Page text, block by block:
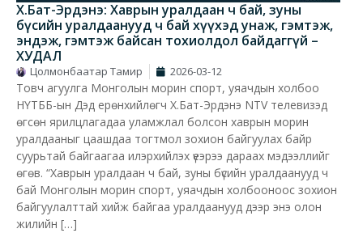
Х.Бат-Эрдэнэ: Хаврын уралдаан ч бай, зуны
бүсийн уралдаанууд ч бай хүүхэд унаж, гэмтэж,
эндэж, гэмтэж байсан тохиолдол байдаггүй –
ХУДАЛ
Цолмонбаатар Тамир 2026-03-12
Товч агуулга Монголын морин спорт, уяачдын холбоо
НҮТББ-ын Дэд ерөнхийлөгч Х.Бат-Эрдэнэ NTV телевизэд
өгсөн ярилцлагадаа уламжлал болсон хаврын морин
уралдааныг цаашдаа тогтмол зохион байгуулах байр
суурьтай байгаагаа илэрхийлэх үеэрээ дараах мэдээллийг
өгөв. “Хаврын уралдаан ч бай, зуны бүсийн уралдаанууд ч
бай Монголын морин спорт, уяачдын холбооноос зохион
байгуулалттай хийж байгаа уралдаанууд дээр энэ олон
жилийн […]